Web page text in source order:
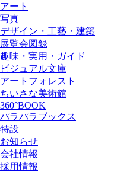
アート
写真
デザイン・工藝・建築
展覧会図録
趣味・実用・ガイド
ビジュアル文庫
アートフォレスト
ちいさな美術館
360°BOOK
パラパラブックス
特設
お知らせ
会社情報
採用情報